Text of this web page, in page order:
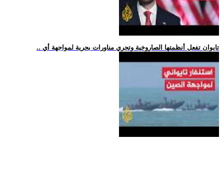
.. تايوان تفعل أنظمتها الصاروخية وتجري مناورات بحرية لمواجهة أي